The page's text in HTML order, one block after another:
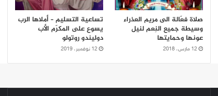
صلاة فعّالة الى مريم العذراء
وسيطة جميع النِعم لنيل
عونها وحمايتها
12 مارس، 2018
تساعية التسليم – أملاها الرب
يسوع على المكرّم الأب
دوليندو روتولو
12 نوفمبر، 2019